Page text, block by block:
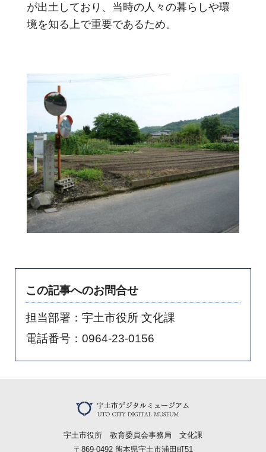
が出土しており、当時の人々の暮らしや環
境を知る上で重要であるため。
この記事へのお問合せ
担当部署：宇土市役所 文化課
電話番号：0964-23-0156
宇土市役所 教育委員会事務局 文化課
〒869-0492 熊本県宇土市浦田町51